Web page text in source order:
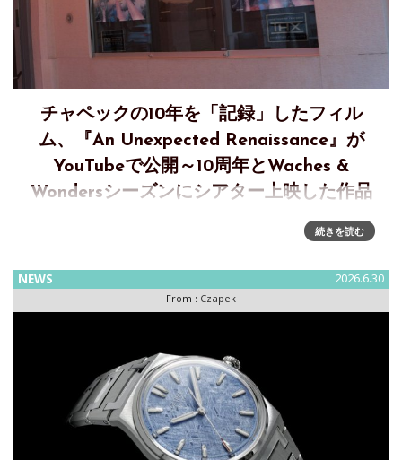
チャペックの10年を「記録」したフィル
ム、『An Unexpected Renaissance』が
YouTubeで公開～10周年とWaches &
Wondersシーズンにシアター上映した作品
去年末のGPHGシーズンに10周年を大々的に祝ったチャペッ
クが、ミニシアターを使い、10年間の「記録」、『An
続きを読む
NEWS 2026.6.30
From : Czapek